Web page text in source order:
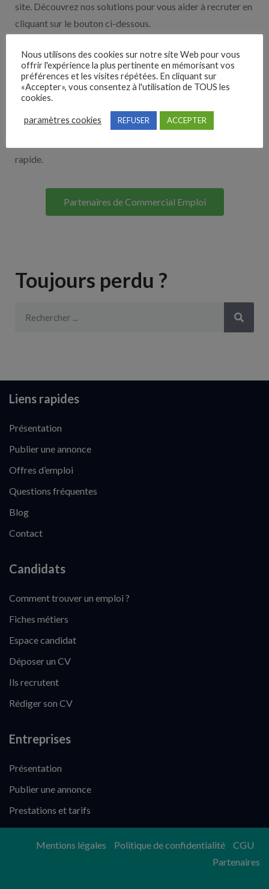
site. Découvrez nos solutions pour vous aider à recruter en
cliquant sur le bouton ci-dessous.
Nos solutions entreprises
Découvrez nos partenaires ! Moteurs de recherches,
multidiffuseurs, sites payant… nombreux sont nos
partenaires. Si vous travaillez avec un ATS nous avons
rapide.
Partenaires de Commercial Emploi
Toujours perdu ?
Liens rapides
Présentation
Publier une annonce
Offres d’emploi
Questions fréquentes
Blog
Contact
Candidats
Comment trouver un emploi ?
Fiches métiers
Espace candidat
Déposer un CV
Ils recrutent
Rédiger son CV
Entreprises
Présentation
Publier une annonce
Prestations et tarifs
Mentions légales Politique de confidentialité
CGU
Partenaires
Nous utilisons des cookies sur notre site Web pour vous
offrir l'expérience la plus pertinente en mémorisant vos
préférences et les visites répétées. En cliquant sur
«Accepter», vous consentez à l'utilisation de TOUS les
cookies.
paramètres cookies REFUSER ACCEPTER